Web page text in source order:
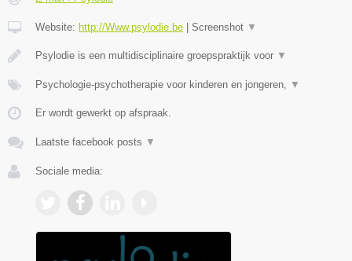
Website: http://Www.psylodie.be Screenshot ▼
Psylodie is een multidisciplinaire groepspraktijk voor ▼
Psychologie-psychotherapie voor kinderen en jongeren, ▼
Er wordt gewerkt op afspraak.
Laatste facebook posts ▼
Sociale media: